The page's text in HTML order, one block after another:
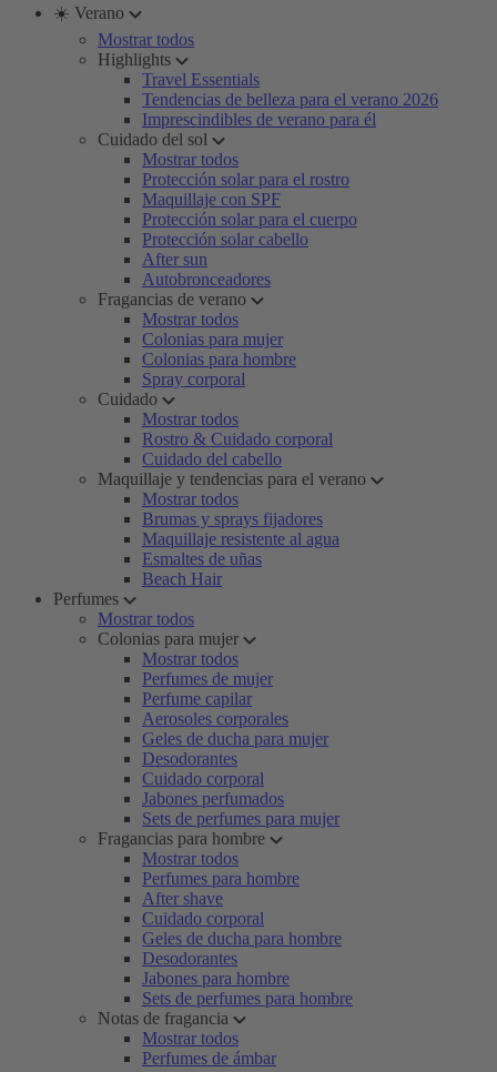
☀️ Verano
Mostrar todos
Highlights
Travel Essentials
Tendencias de belleza para el verano 2026
Imprescindibles de verano para él
Cuidado del sol
Mostrar todos
Protección solar para el rostro
Maquillaje con SPF
Protección solar para el cuerpo
Protección solar cabello
After sun
Autobronceadores
Fragancias de verano
Mostrar todos
Colonias para mujer
Colonias para hombre
Spray corporal
Cuidado
Mostrar todos
Rostro & Cuidado corporal
Cuidado del cabello
Maquillaje y tendencias para el verano
Mostrar todos
Brumas y sprays fijadores
Maquillaje resistente al agua
Esmaltes de uñas
Beach Hair
Perfumes
Mostrar todos
Colonias para mujer
Mostrar todos
Perfumes de mujer
Perfume capilar
Aerosoles corporales
Geles de ducha para mujer
Desodorantes
Cuidado corporal
Jabones perfumados
Sets de perfumes para mujer
Fragancias para hombre
Mostrar todos
Perfumes para hombre
After shave
Cuidado corporal
Geles de ducha para hombre
Desodorantes
Jabones para hombre
Sets de perfumes para hombre
Notas de fragancia
Mostrar todos
Perfumes de ámbar